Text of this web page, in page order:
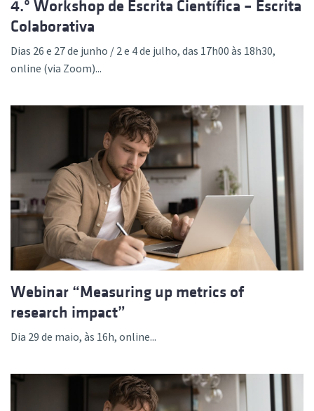
4.º Workshop de Escrita Científica – Escrita
Colaborativa
Dias 26 e 27 de junho / 2 e 4 de julho, das 17h00 às 18h30,
online (via Zoom)...
Webinar “Measuring up metrics of
research impact”
Dia 29 de maio, às 16h, online...